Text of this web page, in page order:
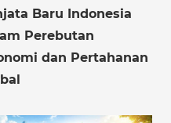
Baru Indonesia
Perebutan
dan Pertahanan